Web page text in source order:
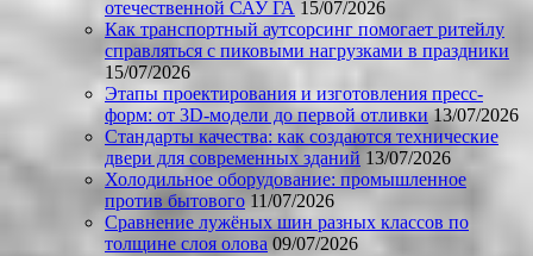
отечественной САУ ГА 15/07/2026
Как транспортный аутсорсинг помогает ритейлу
справляться с пиковыми нагрузками в праздники
15/07/2026
Этапы проектирования и изготовления пресс-
форм: от 3D-модели до первой отливки 13/07/2026
Стандарты качества: как создаются технические
двери для современных зданий 13/07/2026
Холодильное оборудование: промышленное
против бытового 11/07/2026
Сравнение лужёных шин разных классов по
толщине слоя олова 09/07/2026